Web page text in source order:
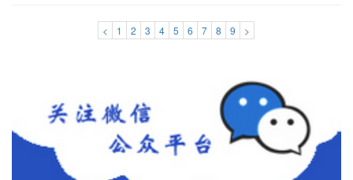
< 1 2 3 4 5 6 7 8 9 >